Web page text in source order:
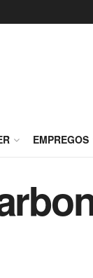
EMPREGOS